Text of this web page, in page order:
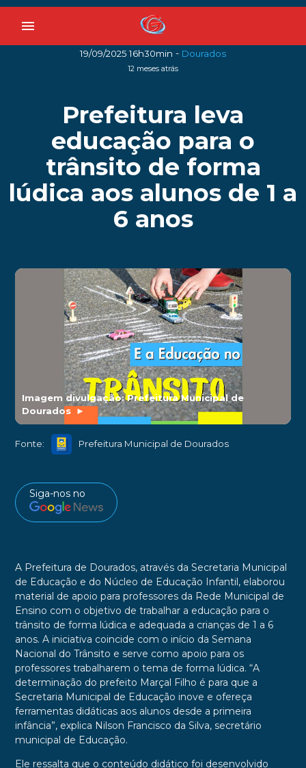
menu
19/09/2025 16h30min - Dourados
12 meses atrás
Prefeitura leva
educação para o
trânsito de forma
lúdica aos alunos de 1 a
6 anos
Imagem divulgação: Prefeitura Municipal de
Dourados►
Fonte: Prefeitura Municipal de Dourados
Siga-nos no
A Prefeitura de Dourados, através da Secretaria Municipal
de Educação e do Núcleo de Educação Infantil, elaborou
material de apoio para professores da Rede Municipal de
Ensino com o objetivo de trabalhar a educação para o
trânsito de forma lúdica e adequada a crianças de 1 a 6
anos. A iniciativa coincide com o início da Semana
Nacional do Trânsito e serve como apoio para os
professores trabalharem o tema de forma lúdica. “A
determinação do prefeito Marçal Filho é para que a
Secretaria Municipal de Educação inove e ofereça
ferramentas didáticas aos alunos desde a primeira
infância”, explica Nilson Francisco da Silva, secretário
municipal de Educação.
Ele ressalta que o conteúdo didático foi desenvolvido